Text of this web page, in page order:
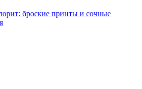
броские принты и сочные